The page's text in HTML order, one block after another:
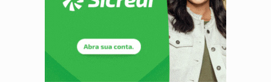
BOLSAS DE PESQUISA: Iniciativa Amazônia+10 lança chamada para fortalecer
Brasil tem grandes reservas de urânio, mas produz pouco e
VÍDEO:Serpente capturada na fábrica da Coca-Cola é
HOMENAGEM: Cientistas cassados pelo AI-5 se tornam pesquisadores